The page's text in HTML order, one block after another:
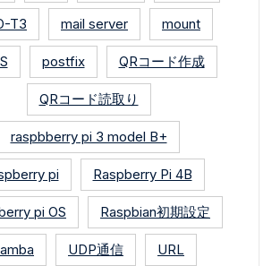
T3 mail server mount
postfix QRコード作成
QRコード読取り
raspbberry pi 3 model B+
pi Raspberry Pi 4B
pi OS Raspbian初期設定
UDP通信 URL